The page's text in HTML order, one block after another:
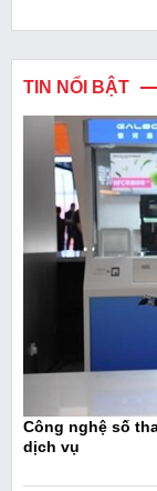
TIN NỔI BẬT
Công nghệ số
dịch vụ